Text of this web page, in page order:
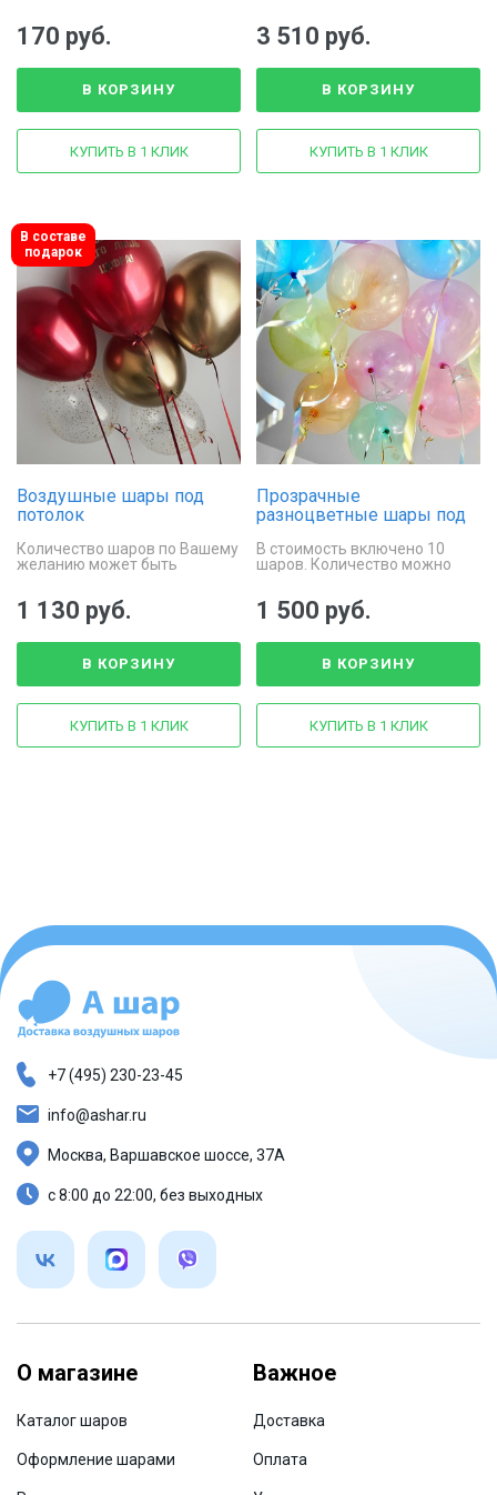
170 руб.
В КОРЗИНУ
КУПИТЬ В 1 КЛИК
3 510 руб.
В КОРЗИНУ
КУПИТЬ В 1 КЛИК
В составе
подарок
Воздушные шары под
потолок
Количество шаров по Вашему
желанию может быть
1 130 руб.
В КОРЗИНУ
КУПИТЬ В 1 КЛИК
Прозрачные
разноцветные шары под
кристаллы"
В стоимость включено 10
шаров. Количество можно
1 500 руб.
В КОРЗИНУ
КУПИТЬ В 1 КЛИК
О магазине
Каталог шаров
Оформление шарами
Важное
Доставка
Оплата
+7 (495) 230-23-45
info@ashar.ru
Москва, Варшавское шоссе, 37А
с 8:00 до 22:00, без выходных